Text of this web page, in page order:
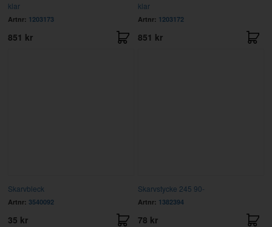
klar
Artnr: 1203173
851 kr
klar
Artnr: 1203172
851 kr
Skarvbleck
Artnr: 3540092
35 kr
Skarvstycke 245 90-
Artnr: 1382394
78 kr